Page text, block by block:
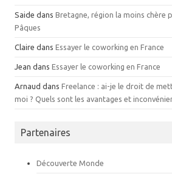
Saide dans Bretagne, région la moins chère
Pâques
Claire dans Essayer le coworking en France
Jean dans Essayer le coworking en France
Arnaud dans Freelance : ai-je le droit de
moi ? Quels sont les avantages et
Partenaires
Découverte Monde